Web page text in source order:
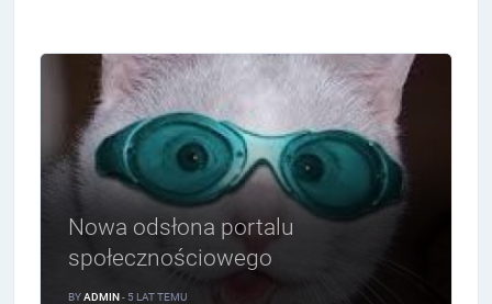
Nowa odsłona portalu
społecznościowego
BYADMIN- 5 LAT TEMU